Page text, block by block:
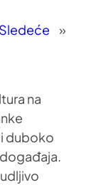
Sledeće »
na
duboko